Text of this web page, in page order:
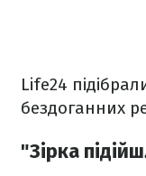
Life24
бездоганних
"Зірка